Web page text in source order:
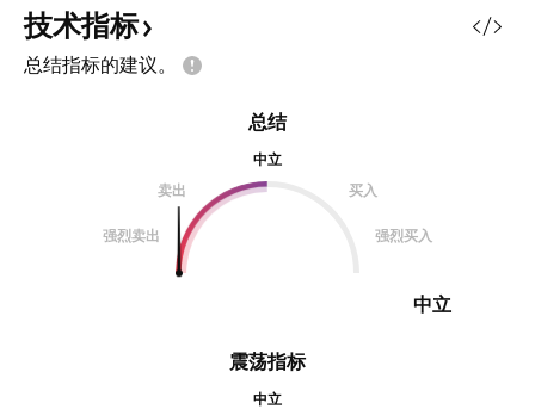
技术指标
总结指标的建议。
震荡指标
中立
总结
中立
卖出
买入
强烈卖出 强烈买入
中立